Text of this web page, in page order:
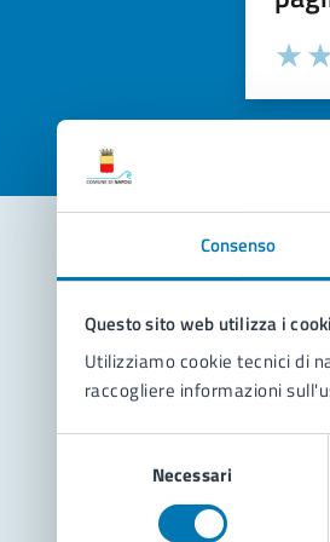
Consenso
Questo sito web utilizza i
Utilizziamo cookie tecnici di
raccogliere informazioni
Necessari
Valuta